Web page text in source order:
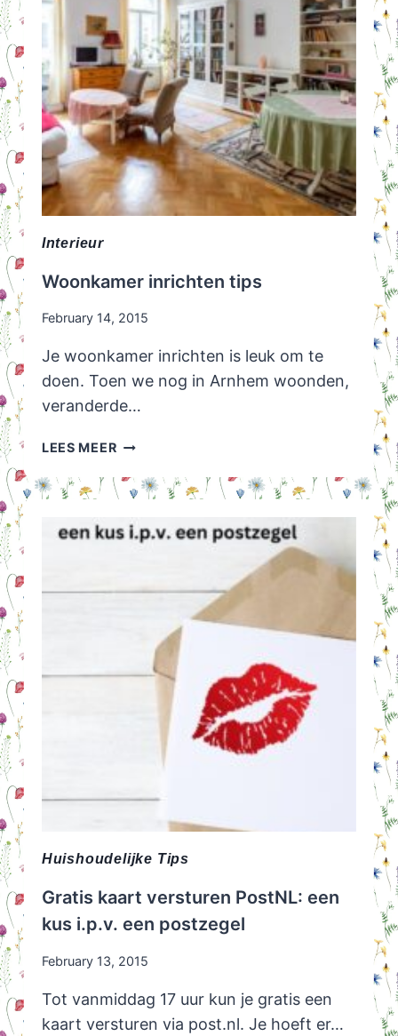
Interieur
Woonkamer inrichten tips
February 14, 2015
Je woonkamer inrichten is leuk om te
doen. Toen we nog in Arnhem woonden,
veranderde…
LEES MEERWOONKAMER
TIPS
Huishoudelijke Tips
Gratis kaart versturen PostNL: een
kus i.p.v. een postzegel
February 13, 2015
Tot vanmiddag 17 uur kun je gratis een
kaart versturen via post.nl. Je hoeft er…